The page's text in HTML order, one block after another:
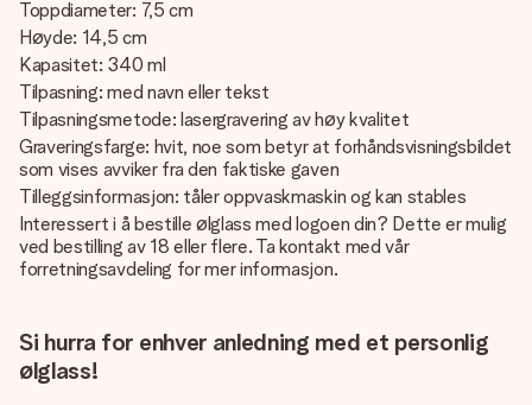
Toppdiameter: 7,5 cm
Høyde: 14,5 cm
Kapasitet: 340 ml
Tilpasning: med navn eller tekst
Tilpasningsmetode: lasergravering av høy kvalitet
Graveringsfarge: hvit, noe som betyr at forhåndsvisningsbildet
som vises avviker fra den faktiske gaven
Tilleggsinformasjon: tåler oppvaskmaskin og kan stables
Interessert i å bestille ølglass med logoen din? Dette er mulig
ved bestilling av 18 eller flere. Ta kontakt med vår
forretningsavdeling for mer informasjon.
Si hurra for enhver anledning med et personlig
ølglass!